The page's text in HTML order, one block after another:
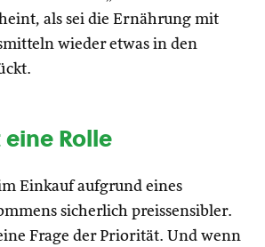
als sei die Ernährung mit
wieder etwas in den
Rolle
Einkauf aufgrund eines
sicherlich preissensibler.
Frage der Priorität. Und wenn